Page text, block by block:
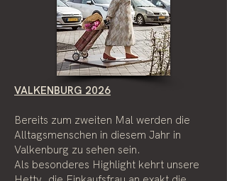
VALKENBURG 2026
Bereits zum zweiten Mal werden die
Alltagsmenschen in diesem Jahr in
Valkenburg zu sehen sein.
Als besonderes Highlight kehrt unsere